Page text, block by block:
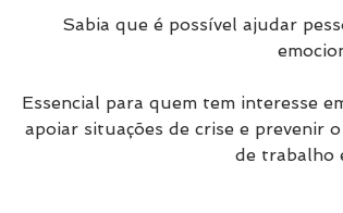
Sabia que é possível ajudar
Essencial para quem tem interesse
apoiar situações de crise e prevenir